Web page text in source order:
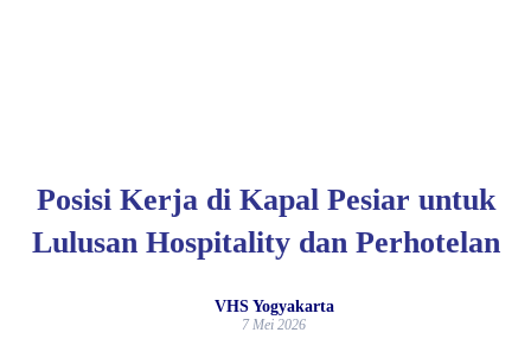
Posisi Kerja di Kapal Pesiar untuk
Lulusan Hospitality dan Perhotelan
VHS Yogyakarta
7 Mei 2026